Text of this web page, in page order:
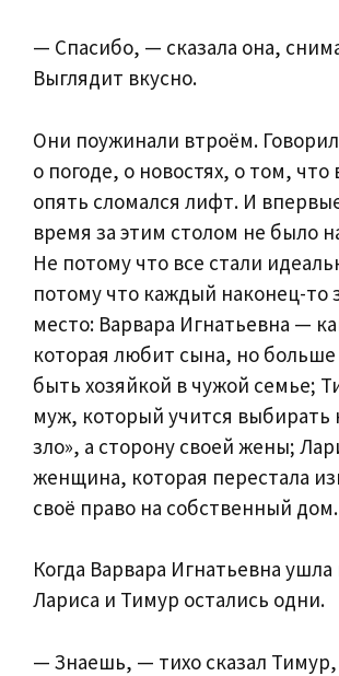
— Спасибо, — сказала она,
Выглядит вкусно.
Они поужинали втроём.
о погоде, о новостях, о том, что
опять сломался лифт. И
время за этим столом не было
Не потому что все стали
потому что каждый наконец-то
место: Варвара Игнатьевна —
которая любит сына, но больше
быть хозяйкой в чужой семье;
муж, который учится выбирать
зло», а сторону своей жены;
женщина, которая перестала
своё право на собственный дом.
Когда Варвара Игнатьевна ушла
Лариса и Тимур остались одни.
— Знаешь, — тихо сказал Тимур,